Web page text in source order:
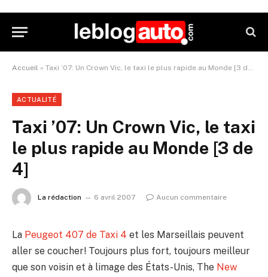
Accueil » Taxi ’07: Un Crown Vic, le taxi le plus rapide au Monde [3 de 4]
ACTUALITÉ
Taxi ’07: Un Crown Vic, le taxi
le plus rapide au Monde [3 de
4]
La rédaction 6 avril 2007 Aucun commentaire
La Peugeot 407 de Taxi 4 et les Marseillais peuvent
aller se coucher! Toujours plus fort, toujours meilleur
que son voisin et à limage des États-Unis, The New